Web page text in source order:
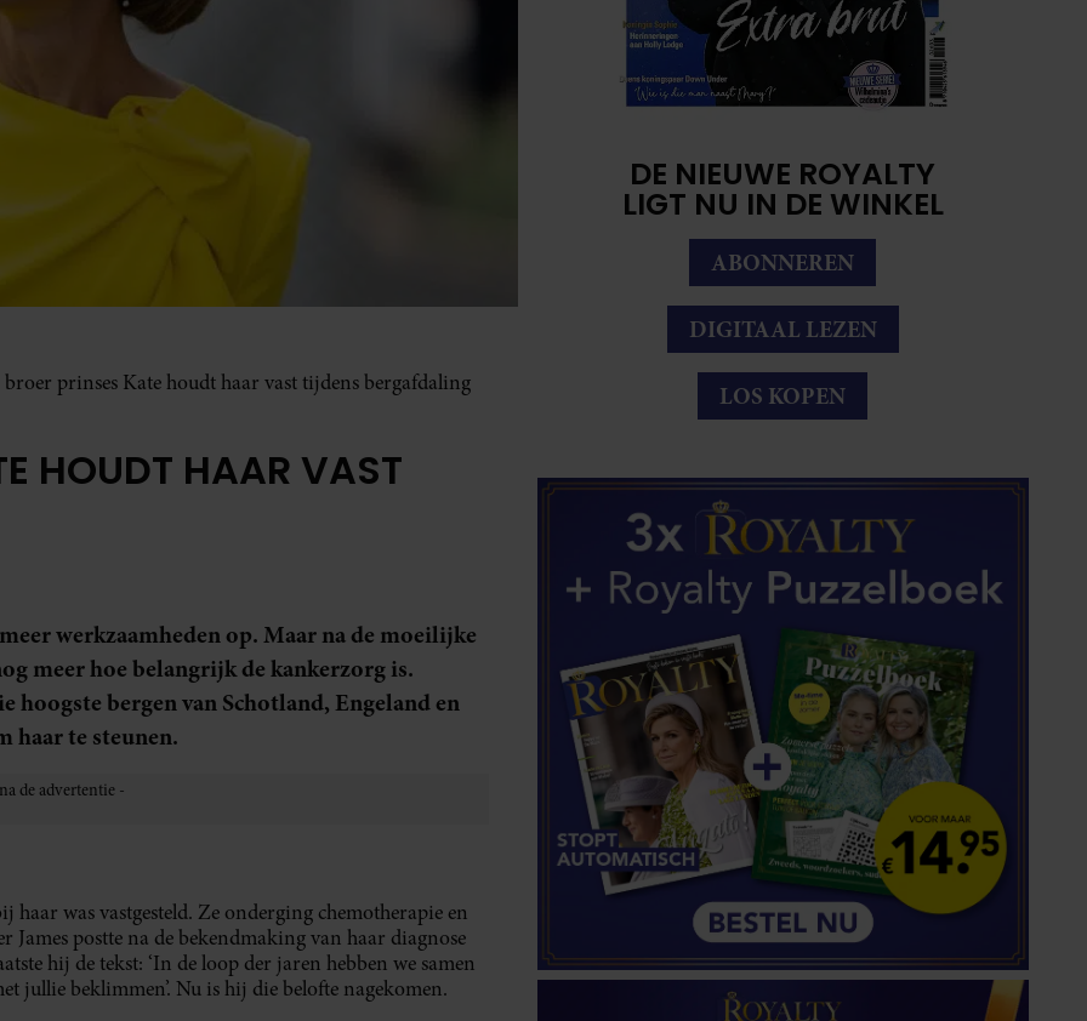
broer prinses Kate houdt haar vast tijdens bergafdaling
HOUDT HAAR VAST
werkzaamheden op. Maar na de moeilijke
meer hoe belangrijk de kankerzorg is.
hoogste bergen van Schotland, Engeland en
haar te steunen.
haar was vastgesteld. Ze onderging chemotherapie en
postte na de bekendmaking van haar diagnose
hij de tekst: ‘In de loop der jaren hebben we samen
jullie beklimmen’. Nu is hij die belofte nagekomen.
DE NIEUWE ROYALTY
LIGT NU IN DE WINKEL
ABONNEREN
DIGITAAL LEZEN
LOS KOPEN